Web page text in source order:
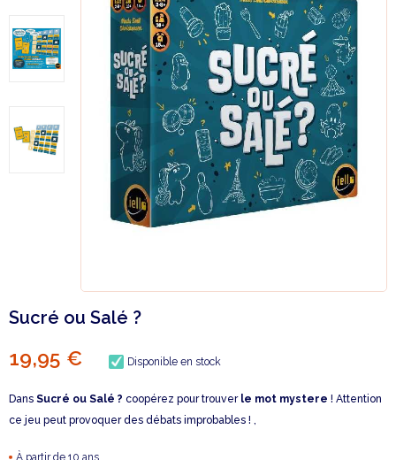
Sucré ou Salé ?
19,95 € Disponible en stock
Dans Sucré ou Salé ? coopérez pour trouver le mot mystere ! Attention
ce jeu peut provoquer des débats improbables ! ,
À partir de 10 ans